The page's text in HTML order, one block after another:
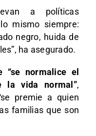
a políticas
mismo siempre:
negro, huida de
ha asegurado.
“se normalice el
la vida normal”,
premie a quien
familias que son